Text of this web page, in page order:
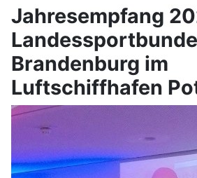
Jahresempfang
Brandenburg im
Luftschiffhafen